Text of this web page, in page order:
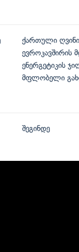
ქართული
ევროკავშირის
ენერგეტიკის
მფლობელი
შეგინდე